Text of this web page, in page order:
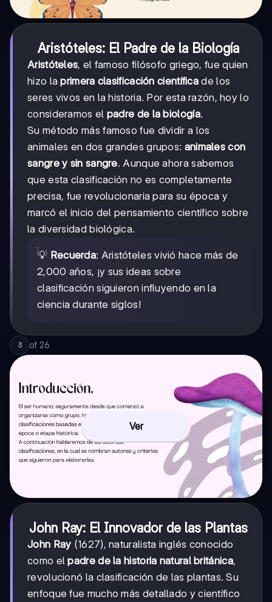
Aristóteles: El Padre de la Biología
Aristóteles, el famoso filósofo griego, fue quien
hizo laprimera clasificación científica de los
seres vivos en la historia. Por esta razón, hoy lo
consideramos el padre de la biología.
Su método más famoso fue dividir a los
animales en dos grandes grupos: animales con
sangre y sin sangre. Aunque ahora sabemos
que esta clasificación no es completamente
precisa, fue revolucionaria para su época y
marcó el inicio del pensamiento científico sobre
la diversidad biológica.
💡 Recuerda: Aristóteles vivió hace más de
2,000 años, ¡y sus ideas sobre
clasificación siguieron influyendo en la
ciencia durante siglos!
3 of 26
Ver
John Ray: El Innovador de las Plantas
John Ray (1627), naturalista inglés conocido
como elpadre de la historia natural británica,
revolucionó la clasificación de las plantas. Su
enfoque fue mucho más detallado y científico